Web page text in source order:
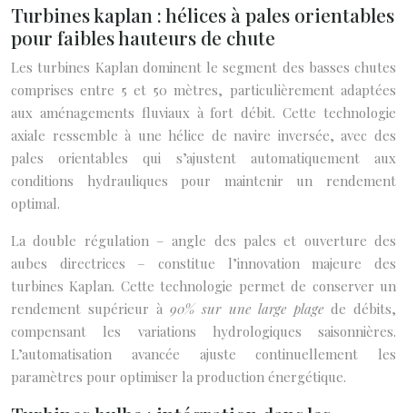
Turbines kaplan : hélices à pales orientables
pour faibles hauteurs de chute
Les turbines Kaplan dominent le segment des basses chutes
comprises entre 5 et 50 mètres, particulièrement adaptées
aux aménagements fluviaux à fort débit. Cette technologie
axiale ressemble à une hélice de navire inversée, avec des
pales orientables qui s’ajustent automatiquement aux
conditions hydrauliques pour maintenir un rendement
optimal.
La double régulation – angle des pales et ouverture des
aubes directrices – constitue l’innovation majeure des
turbines Kaplan. Cette technologie permet de conserver un
rendement supérieur à90% sur une large plage de débits,
compensant les variations hydrologiques saisonnières.
L’automatisation avancée ajuste continuellement les
paramètres pour optimiser la production énergétique.